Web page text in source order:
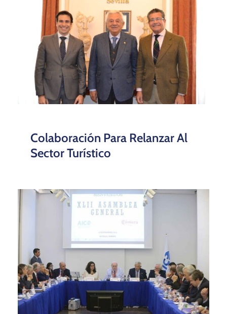
Colaboración Para Relanzar Al
Sector Turístico